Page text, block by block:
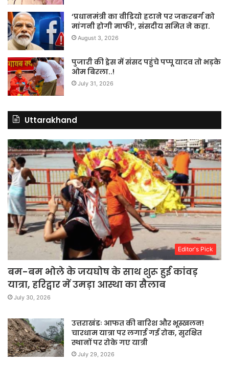
‘प्रधानमंत्री का वीडियो हटाने पर जकरबर्ग को
मांगनी होगी माफी’, संसदीय समित ने कहा.
August 3, 2026
पुजारी की ड्रेस में संसद पहुंचे पप्पू यादव तो भड़के
ओम बिरला..!
July 31, 2026
Uttarakhand
Editor's Pick
बम-बम भोले के जयघोष के साथ शुरू हुई कांवड़
यात्रा, हरिद्वार में उमड़ा आस्था का सैलाब
July 30, 2026
उत्तराखंडः आफत की बारिश और भूस्खलन!
चारधाम यात्रा पर लगाई गई रोक, सुरक्षित
स्थानों पर रोके गए यात्री
July 29, 2026